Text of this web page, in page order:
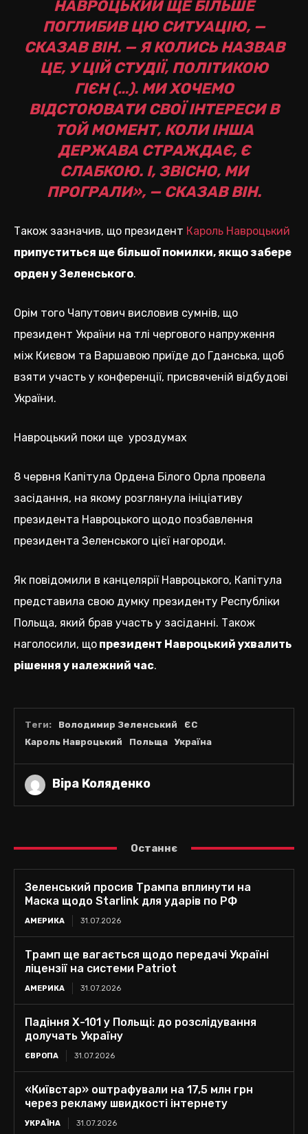
НАВРОЦЬКИЙ ЩЕ БІЛЬШЕ
ПОГЛИБИВ ЦЮ СИТУАЦІЮ, —
СКАЗАВ ВІН. — Я КОЛИСЬ НАЗВАВ
ЦЕ, У ЦІЙ СТУДІЇ, ПОЛІТИКОЮ
ГІЄН (…). МИ ХОЧЕМО
ВІДСТОЮВАТИ СВОЇ ІНТЕРЕСИ В
ТОЙ МОМЕНТ, КОЛИ ІНША
ДЕРЖАВА СТРАЖДАЄ, Є
СЛАБКОЮ. І, ЗВІСНО, МИ
ПРОГРАЛИ», — СКАЗАВ ВІН.
Також зазначив, що президент Кароль Навроцький
припуститься ще більшої помилки, якщо забере
орден у Зеленського.
Орім того Чапутович висловив сумнів, що
президент України на тлі чергового напруження
між Києвом та Варшавою приїде до Гданська, щоб
взяти участь у конференції, присвяченій відбудові
України.
Навроцький поки ще уроздумах
8 червня Капітула Ордена Білого Орла провела
засідання, на якому розглянула ініціативу
президента Навроцького щодо позбавлення
президента Зеленського цієї нагороди.
Як повідомили в канцелярії Навроцького, Капітула
представила свою думку президенту Республіки
Польща, який брав участь у засіданні. Також
наголосили, що президент Навроцький ухвалить
рішення у належний час.
Віра Коляденко
Теги: Володимир Зеленський
ЄС
Кароль Навроцький
Польща Україна
Останнє
Зеленський просив Трампа вплинути на
Маска щодо Starlink для ударів по РФ
АМЕРИКА 31.07.2026
Трамп ще вагається щодо передачі Україні
ліцензії на системи Patriot
АМЕРИКА 31.07.2026
Падіння Х-101 у Польщі: до розслідування
долучать Україну
ЄВРОПА 31.07.2026
«Київстар» оштрафували на 17,5 млн грн
через рекламу швидкості інтернету
УКРАЇНА 31.07.2026